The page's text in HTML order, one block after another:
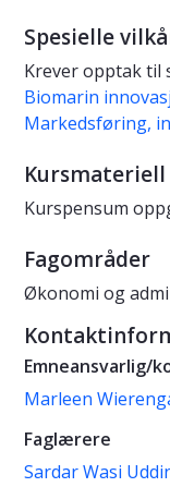
Spesielle
Krever opptak til
Biomarin
Markedsføring,
Kursmateriell
Kurspensum
Fagområder
Økonomi og
Emneansvarlig/
Marleen
Faglærere
Sardar Wasi